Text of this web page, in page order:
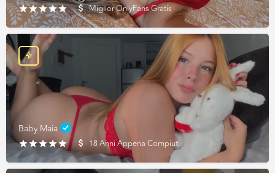
Miglior OnlyFans Gratis
Baby Maia
18 Anni Appena Compiuti